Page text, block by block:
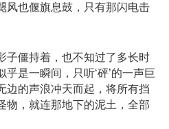
风也偃旗息鼓，只有那闪电击
僵持着，也不知过了多长时
是一瞬间，只听‘砰’的一声巨
边的声浪冲天而起，将所有挡
物，就连那地下的泥土，全部